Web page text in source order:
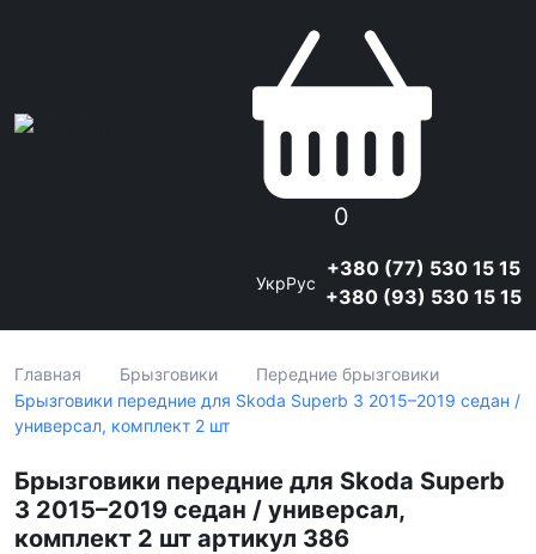
0
УкрРус
+380 (77) 530 15 15
+380 (93) 530 15 15
Главная Брызговики
Передние брызговики
Брызговики передние для Skoda Superb 3 2015–2019 седан /
универсал, комплект 2 шт
Брызговики передние для Skoda Superb
3 2015–2019 седан / универсал,
комплект 2 шт артикул 386